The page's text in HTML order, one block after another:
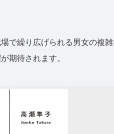
で繰り広げられる男女の複
期待されます。